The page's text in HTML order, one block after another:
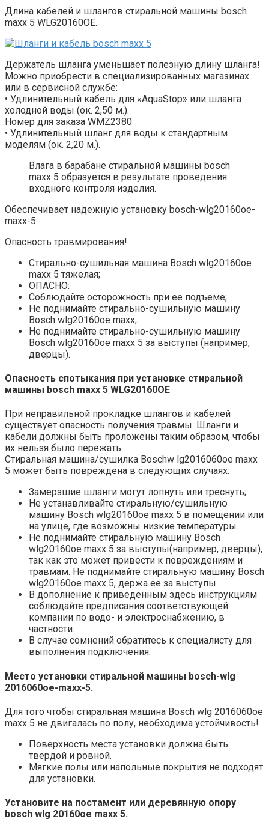
Длина кабелей и шлангов стиральной машины bosch
maxx 5 WLG20160OE.
Держатель шланга уменьшает полезную длину шланга!
Можно приобрести в специализированных магазинах
или в сервисной службе:
• Удлинительный кабель для «AquaStop» или шланга
холодной воды (ок. 2,50 м.).
Номер для заказа WMZ2380
• Удлинительный шланг для воды к стандартным
моделям (ок. 2,20 м.).
Влага в барабане стиральной машины bosch
maxx 5 образуется в результате проведения
входного контроля изделия.
Обеспечивает надежную установку bosch-wlg20160oe-
maxx-5.
Опасность травмирования!
Стирально-сушильная машина Bosch wlg20160oe
maxx 5 тяжелая;
ОПАСНО:
Соблюдайте осторожность при ее подъеме;
Не поднимайте стирально-сушильную машину
Bosch wlg20160oe maxx;
Не поднимайте стирально-сушильную машину
Bosch wlg20160oe maxx 5 за выступы (например,
дверцы).
Опасность спотыкания при установке стиральной
машины bosch maxx 5 WLG20160OE
При неправильной прокладке шлангов и кабелей
существует опасность получения травмы. Шланги и
кабели должны быть проложены таким образом, чтобы
их нельзя было пережать.
Стиральная машина/сушилка Boschw lg2016060oe maxx
5 может быть повреждена в следующих случаях:
Замерзшие шланги могут лопнуть или треснуть;
Не устанавливайте стиральную/сушильную
машину Bosch wlg20160oe maxx 5 в помещении или
на улице, где возможны низкие температуры.
Не поднимайте стиральную машину Bosch
wlg20160oe maxx 5 за выступы(например, дверцы),
так как это может привести к повреждениям и
травмам. Не поднимайте стиральную машину Bosch
wlg20160oe maxx 5, держа ее за выступы.
В дополнение к приведенным здесь инструкциям
соблюдайте предписания соответствующей
компании по водо- и электроснабжению, в
частности.
В случае сомнений обратитесь к специалисту для
выполнения подключения.
Место установки стиральной машины bosch-wlg
2016060oe-maxx-5.
Для того чтобы стиральная машина Bosch wlg 2016060oe
maxx 5 не двигалась по полу, необходима устойчивость!
Поверхность места установки должна быть
твердой и ровной.
Мягкие полы или напольные покрытия не подходят
для установки.
Установите на постамент или деревянную опору
bosch wlg 20160oe maxx 5.